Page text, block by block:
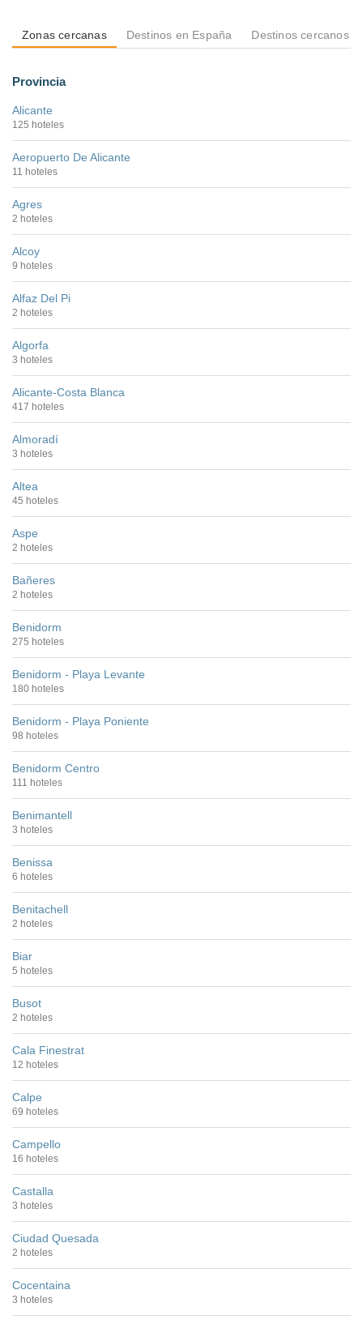
Zonas cercanas Destinos en España Destinos cercanos a
Provincia
Alicante
125 hoteles
Aeropuerto De Alicante
11 hoteles
Agres
2 hoteles
Alcoy
9 hoteles
Alfaz Del Pi
2 hoteles
Algorfa
3 hoteles
Alicante-Costa Blanca
417 hoteles
Almoradí
3 hoteles
Altea
45 hoteles
Aspe
2 hoteles
Bañeres
2 hoteles
Benidorm
275 hoteles
Benidorm - Playa Levante
180 hoteles
Benidorm - Playa Poniente
98 hoteles
Benidorm Centro
111 hoteles
Benimantell
3 hoteles
Benissa
6 hoteles
Benitachell
2 hoteles
Biar
5 hoteles
Busot
2 hoteles
Cala Finestrat
12 hoteles
Calpe
69 hoteles
Campello
16 hoteles
Castalla
3 hoteles
Ciudad Quesada
2 hoteles
Cocentaina
3 hoteles